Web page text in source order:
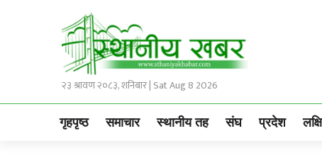
२३ श्रावण २०८३, शनिबार | Sat Aug 8 2026
गृहपृष्ठ समाचार स्थानीय तह संघ प्रदेश